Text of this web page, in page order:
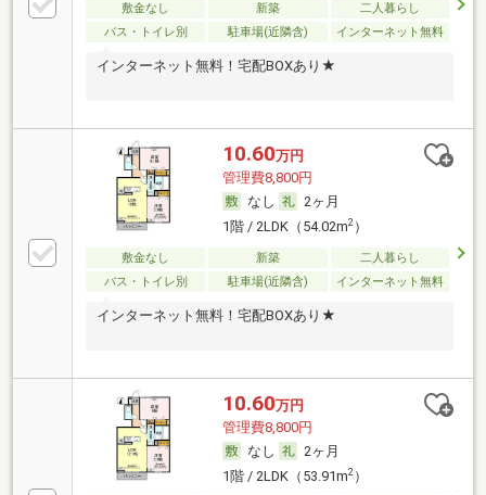
敷金なし 新築
二人暮らし
バス・トイレ別
駐車場(近隣含) インターネット無料
インターネット無料！宅配BOXあり★
10.60万円
管理費8,800円
なし
2ヶ月
1階 / 2LDK（54.02m2）
敷金なし 新築
二人暮らし
バス・トイレ別
駐車場(近隣含) インターネット無料
インターネット無料！宅配BOXあり★
10.60万円
管理費8,800円
なし
2ヶ月
1階 / 2LDK（53.91m2）